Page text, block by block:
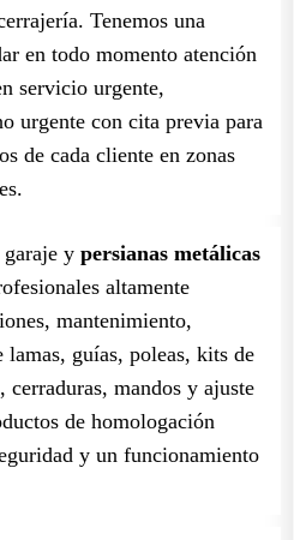
Tenemos una
en todo momento atención
servicio urgente,
urgente con cita previa para
de cada cliente en zonas
garaje y persianas metálicas
altamente
mantenimiento,
guías, poleas, kits de
mandos y ajuste
de homologación
y un funcionamiento